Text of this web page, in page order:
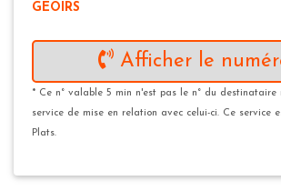
GEOIRS
Afficher le
* Ce n° valable 5 min n'est pas le n° du destinataire
service de mise en relation avec celui-ci. Ce service
Plats.